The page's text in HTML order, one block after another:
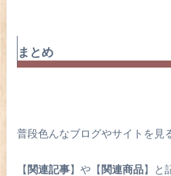
まとめ
普段色んなブログやサイトを見
【関連記事】や【関連商品】と